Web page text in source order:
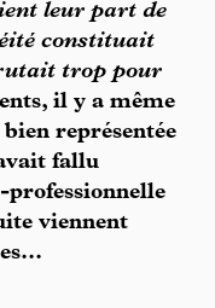
leur part de
constituait
trop pour
il y a même
représentée
fallu
professionnelle
viennent